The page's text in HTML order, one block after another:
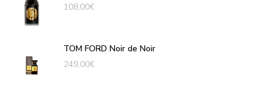
108,00€
TOM FORD Noir de Noir
249,00€